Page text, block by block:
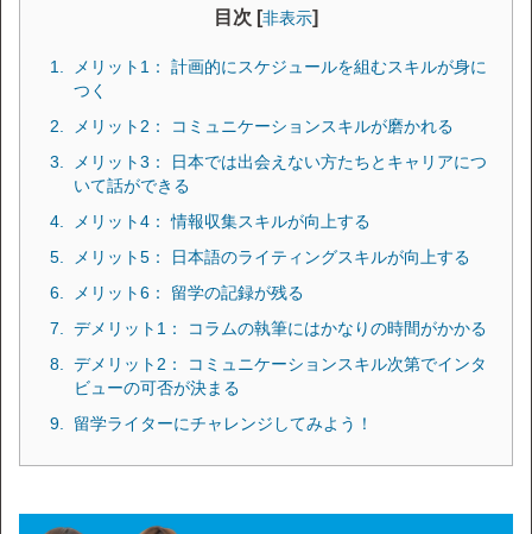
目次 [非表示]
メリット1： 計画的にスケジュールを組むスキルが身に
つく
メリット2： コミュニケーションスキルが磨かれる
メリット3： 日本では出会えない方たちとキャリアにつ
いて話ができる
メリット4： 情報収集スキルが向上する
メリット5： 日本語のライティングスキルが向上する
メリット6： 留学の記録が残る
デメリット1： コラムの執筆にはかなりの時間がかかる
デメリット2： コミュニケーションスキル次第でインタ
ビューの可否が決まる
留学ライターにチャレンジしてみよう！